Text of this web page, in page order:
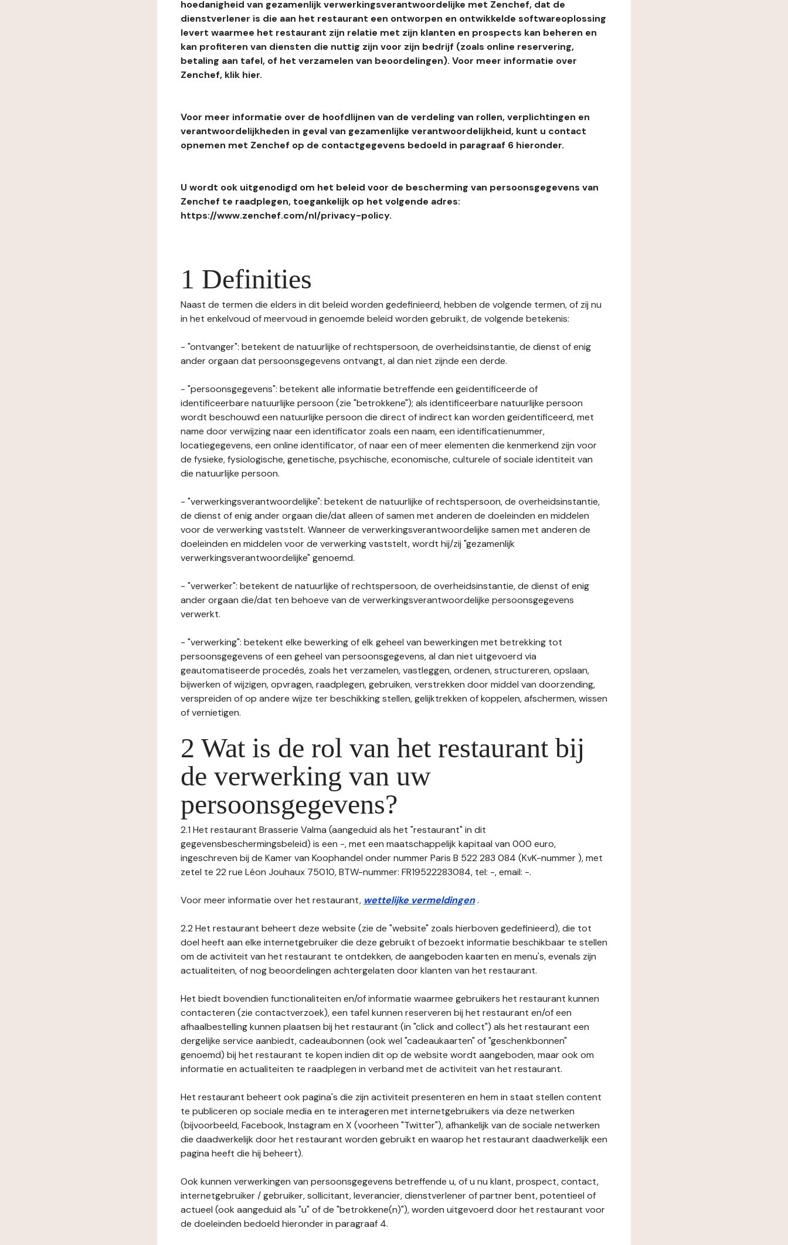
hoedanigheid van gezamenlijk verwerkingsverantwoordelijke met Zenchef, dat de
dienstverlener is die aan het restaurant een ontworpen en ontwikkelde softwareoplossing
levert waarmee het restaurant zijn relatie met zijn klanten en prospects kan beheren en
kan profiteren van diensten die nuttig zijn voor zijn bedrijf (zoals online reservering,
betaling aan tafel, of het verzamelen van beoordelingen). Voor meer informatie over
Zenchef, klik hier.
Voor meer informatie over de hoofdlijnen van de verdeling van rollen, verplichtingen en
verantwoordelijkheden in geval van gezamenlijke verantwoordelijkheid, kunt u contact
opnemen met Zenchef op de contactgegevens bedoeld in paragraaf 6 hieronder.
U wordt ook uitgenodigd om het beleid voor de bescherming van persoonsgegevens van
Zenchef te raadplegen, toegankelijk op het volgende adres:
https://www.zenchef.com/nl/privacy-policy.
1 Definities
Naast de termen die elders in dit beleid worden gedefinieerd, hebben de volgende termen, of zij nu
in het enkelvoud of meervoud in genoemde beleid worden gebruikt, de volgende betekenis:
- "ontvanger": betekent de natuurlijke of rechtspersoon, de overheidsinstantie, de dienst of enig
ander orgaan dat persoonsgegevens ontvangt, al dan niet zijnde een derde.
- "persoonsgegevens": betekent alle informatie betreffende een geïdentificeerde of
identificeerbare natuurlijke persoon (zie "betrokkene"); als identificeerbare natuurlijke persoon
wordt beschouwd een natuurlijke persoon die direct of indirect kan worden geïdentificeerd, met
name door verwijzing naar een identificator zoals een naam, een identificatienummer,
locatiegegevens, een online identificator, of naar een of meer elementen die kenmerkend zijn voor
de fysieke, fysiologische, genetische, psychische, economische, culturele of sociale identiteit van
die natuurlijke persoon.
- "verwerkingsverantwoordelijke": betekent de natuurlijke of rechtspersoon, de overheidsinstantie,
de dienst of enig ander orgaan die/dat alleen of samen met anderen de doeleinden en middelen
voor de verwerking vaststelt. Wanneer de verwerkingsverantwoordelijke samen met anderen de
doeleinden en middelen voor de verwerking vaststelt, wordt hij/zij "gezamenlijk
verwerkingsverantwoordelijke" genoemd.
- "verwerker": betekent de natuurlijke of rechtspersoon, de overheidsinstantie, de dienst of enig
ander orgaan die/dat ten behoeve van de verwerkingsverantwoordelijke persoonsgegevens
verwerkt.
- "verwerking": betekent elke bewerking of elk geheel van bewerkingen met betrekking tot
persoonsgegevens of een geheel van persoonsgegevens, al dan niet uitgevoerd via
geautomatiseerde procedés, zoals het verzamelen, vastleggen, ordenen, structureren, opslaan,
bijwerken of wijzigen, opvragen, raadplegen, gebruiken, verstrekken door middel van doorzending,
verspreiden of op andere wijze ter beschikking stellen, gelijktrekken of koppelen, afschermen, wissen
of vernietigen.
2 Wat is de rol van het restaurant bij
de verwerking van uw
persoonsgegevens?
2.1 Het restaurant Brasserie Valma (aangeduid als het "restaurant" in dit
gegevensbeschermingsbeleid) is een -, met een maatschappelijk kapitaal van 000 euro,
ingeschreven bij de Kamer van Koophandel onder nummer Paris B 522 283 084 (KvK-nummer ), met
zetel te 22 rue Léon Jouhaux 75010, BTW-nummer: FR19522283084, tel: -, email: -.
Voor meer informatie over het restaurant, wettelijke vermeldingen.
2.2 Het restaurant beheert deze website (zie de "website" zoals hierboven gedefinieerd), die tot
doel heeft aan elke internetgebruiker die deze gebruikt of bezoekt informatie beschikbaar te stellen
om de activiteit van het restaurant te ontdekken, de aangeboden kaarten en menu's, evenals zijn
actualiteiten, of nog beoordelingen achtergelaten door klanten van het restaurant.
Het biedt bovendien functionaliteiten en/of informatie waarmee gebruikers het restaurant kunnen
contacteren (zie contactverzoek), een tafel kunnen reserveren bij het restaurant en/of een
afhaalbestelling kunnen plaatsen bij het restaurant (in "click and collect") als het restaurant een
dergelijke service aanbiedt, cadeaubonnen (ook wel "cadeaukaarten" of "geschenkbonnen"
genoemd) bij het restaurant te kopen indien dit op de website wordt aangeboden, maar ook om
informatie en actualiteiten te raadplegen in verband met de activiteit van het restaurant.
Het restaurant beheert ook pagina's die zijn activiteit presenteren en hem in staat stellen content
te publiceren op sociale media en te interageren met internetgebruikers via deze netwerken
(bijvoorbeeld, Facebook, Instagram en X (voorheen "Twitter"), afhankelijk van de sociale netwerken
die daadwerkelijk door het restaurant worden gebruikt en waarop het restaurant daadwerkelijk een
pagina heeft die hij beheert).
Ook kunnen verwerkingen van persoonsgegevens betreffende u, of u nu klant, prospect, contact,
internetgebruiker / gebruiker, sollicitant, leverancier, dienstverlener of partner bent, potentieel of
actueel (ook aangeduid als "u" of de "betrokkene(n)"), worden uitgevoerd door het restaurant voor
de doeleinden bedoeld hieronder in paragraaf 4.